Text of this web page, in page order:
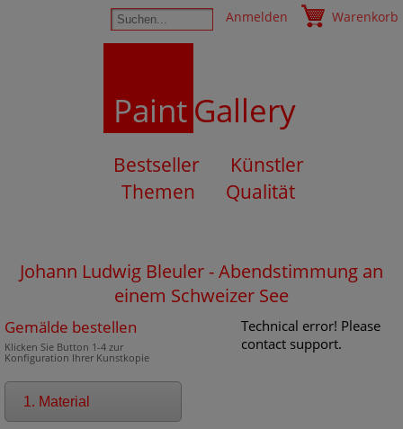
Anmelden Warenkorb
PaintGallery
Bestseller
Künstler
Themen
Qualität
Johann Ludwig Bleuler - Abendstimmung an
einem Schweizer See
Gemälde bestellen
Klicken Sie Button 1-4 zur
Konfiguration Ihrer Kunstkopie
1. Material
Technical error! Please
contact support.